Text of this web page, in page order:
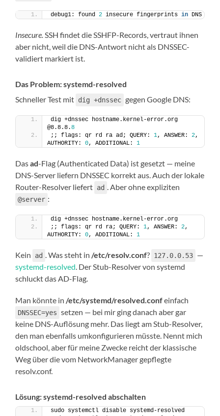
debug1: found 2 insecure fingerprints in DNS
Insecure.SSH findet die SSHFP-Records, vertraut ihnen
aber nicht, weil die DNS-Antwort nicht als DNSSEC-
validiert markiert ist.
Das Problem: systemd-resolved
Schneller Test mit dig +dnssec gegen Google DNS:
dig +dnssec hostname.kernel-error.org
@8.8.8.8
;; flags: qr rd ra ad; QUERY: 1, ANSWER: 2,
AUTHORITY: 0, ADDITIONAL: 1
Dasad-Flag (Authenticated Data) ist gesetzt — meine
DNS-Server liefern DNSSEC korrekt aus. Auch der lokale
Router-Resolver liefert ad . Aber ohne expliziten
@server :
dig +dnssec hostname.kernel-error.org
;; flags: qr rd ra; QUERY: 1, ANSWER: 2,
AUTHORITY: 0, ADDITIONAL: 1
Kein ad . Was steht in /etc/resolv.conf? 127.0.0.53 —
systemd-resolved. Der Stub-Resolver von systemd
schluckt das AD-Flag.
Man könnte in /etc/systemd/resolved.confeinfach
DNSSEC=yes setzen — bei mir ging danach aber gar
keine DNS-Auflösung mehr. Das liegt am Stub-Resolver,
den man ebenfalls umkonfigurieren müsste. Nennt mich
oldschool, aber für meine Zwecke reicht der klassische
Weg über die vom NetworkManager gepflegte
resolv.conf.
Lösung: systemd-resolved abschalten
sudo systemctl disable systemd-resolved